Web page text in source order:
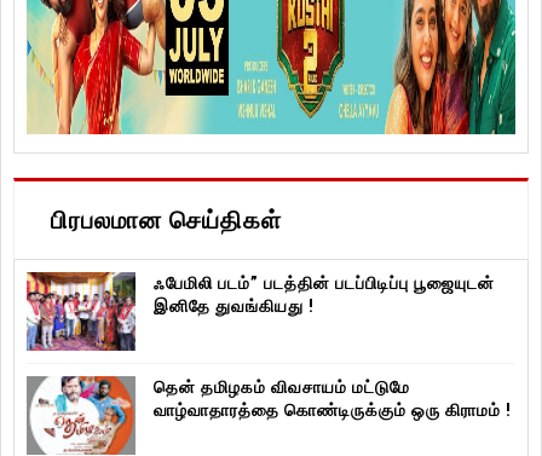
பிரபலமான செய்திகள்
ஃபேமிலி படம்” படத்தின் படப்பிடிப்பு பூஜையுடன்
இனிதே துவங்கியது !
தென் தமிழகம் விவசாயம் மட்டுமே
வாழ்வாதாரத்தை கொண்டிருக்கும் ஒரு கிராமம் !